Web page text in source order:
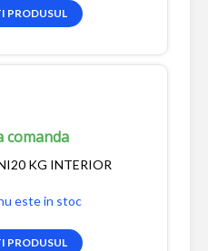
PRODUSUL
comanda
KG INTERIOR
este in stoc
PRODUSUL